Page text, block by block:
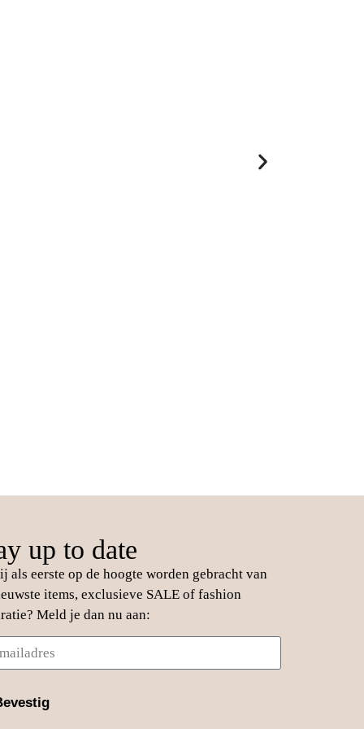
up to date
als eerste op de hoogte worden gebracht van
items, exclusieve SALE of fashion
Meld je dan nu aan: